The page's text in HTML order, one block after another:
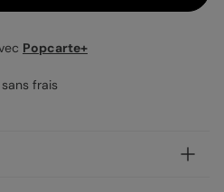
Popcarte+
frais